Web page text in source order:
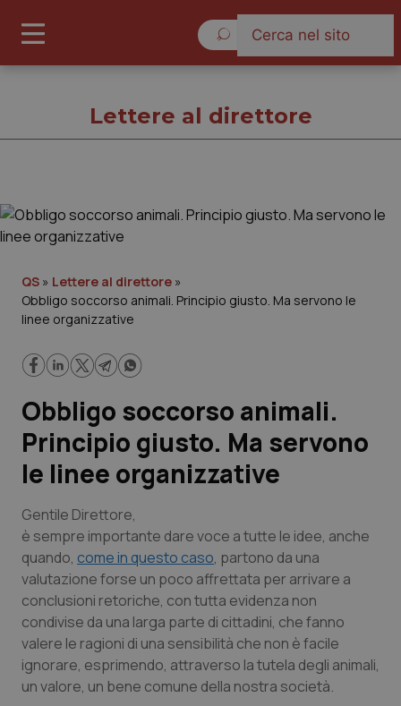
Governo e Parlamento
Regioni e Asl
Lavoro e Professioni
Scienza e Farmaci
Studi e Analisi
Lettere al direttore
Edizioni Regionali
QS Pro
Professionisti Sanitari.AI
Lettere al direttore
QS » Lettere al direttore »
Obbligo soccorso animali. Principio giusto. Ma servono le
linee organizzative
Obbligo soccorso animali.
Principio giusto. Ma servono
le linee organizzative
Gentile Direttore,
è sempre importante dare voce a tutte le idee, anche
quando, come in questo caso, partono da una
valutazione forse un poco affrettata per arrivare a
conclusioni retoriche, con tutta evidenza non
condivise da una larga parte di cittadini, che fanno
valere le ragioni di una sensibilità che non è facile
ignorare, esprimendo, attraverso la tutela degli animali,
un valore, un bene comune della nostra società.